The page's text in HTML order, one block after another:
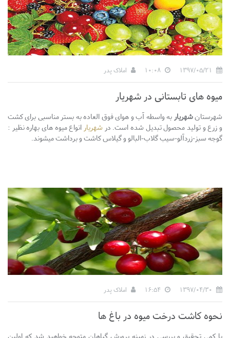
املاک پدر
میوه های تابستانی در شهریار
شهرستانشهریار به واسطه آب و هوای فوق العاده به بستر مناسبی برای کشت
و زرع و تولید محصول تبدیل شده است. در شهریار انواع میوه های بهاره نظیر :
گوجه سبز-زردآلو-سیب گلاب-البالو و گیلاس کاشت و برداشت میشوند.
املاک پدر
نحوه کاشت درخت میوه در باغ ها
با کمی تحقیق و بررسی در زمینه پرورش گیاهان متوجه خواهید شد که اولین